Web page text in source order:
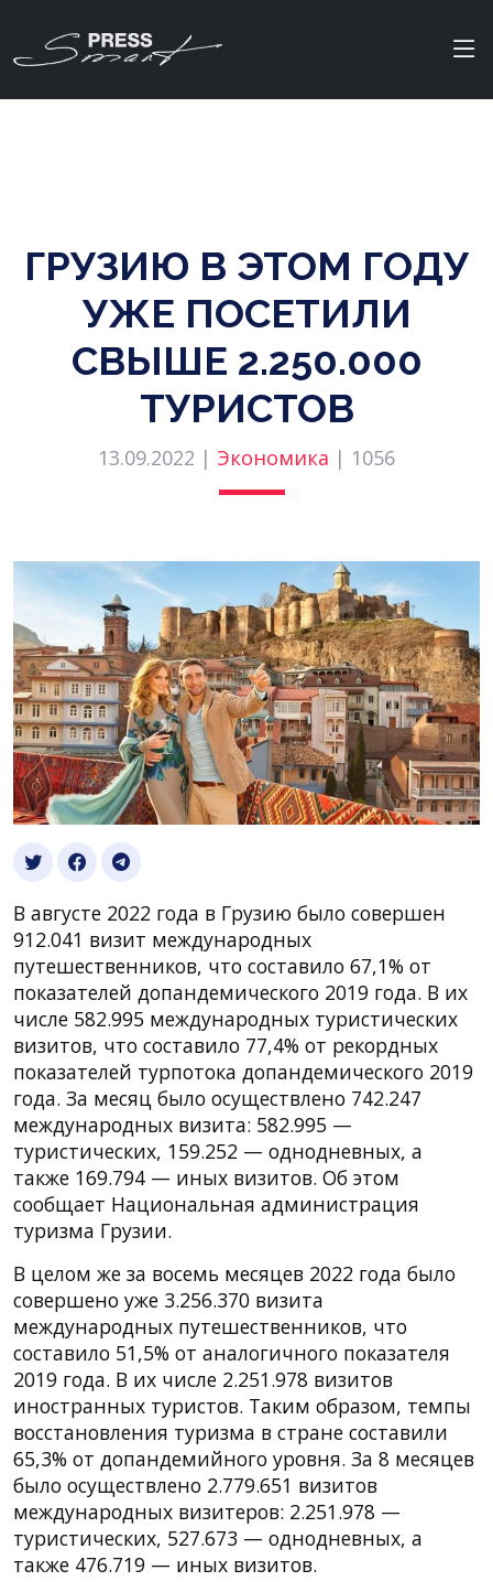
ГРУЗИЮ В ЭТОМ ГОДУ
УЖЕ ПОСЕТИЛИ
СВЫШЕ 2.250.000
ТУРИСТОВ
13.09.2022 | Экономика | 1056
В августе 2022 года в Грузию было совершен
912.041 визит международных
путешественников, что составило 67,1% от
показателей допандемического 2019 года. В их
числе 582.995 международных туристических
визитов, что составило 77,4% от рекордных
показателей турпотока допандемического 2019
года. За месяц было осуществлено 742.247
международных визита: 582.995 —
туристических, 159.252 — однодневных, а
также 169.794 — иных визитов. Об этом
сообщает Национальная администрация
туризма Грузии.
В целом же за восемь месяцев 2022 года было
совершено уже 3.256.370 визита
международных путешественников, что
составило 51,5% от аналогичного показателя
2019 года. В их числе 2.251.978 визитов
иностранных туристов. Таким образом, темпы
восстановления туризма в стране составили
65,3% от допандемийного уровня. За 8 месяцев
было осуществлено 2.779.651 визитов
международных визитеров: 2.251.978 —
туристических, 527.673 — однодневных, а
также 476.719 — иных визитов.